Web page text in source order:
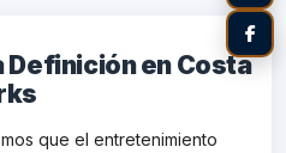
Definición en Costa
que el entretenimiento